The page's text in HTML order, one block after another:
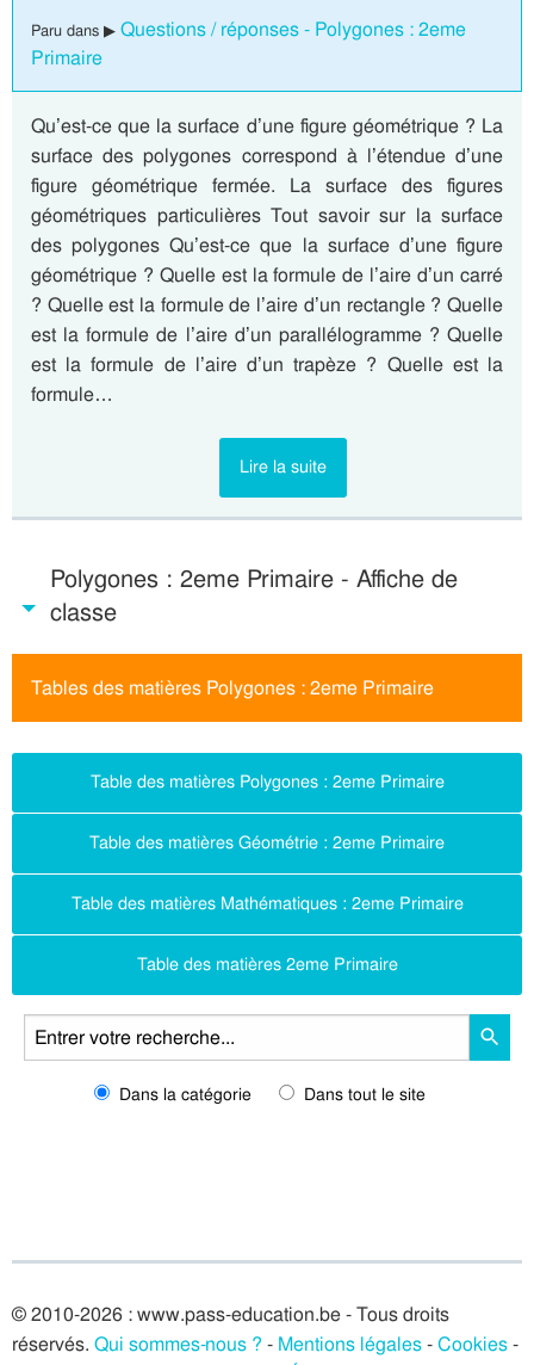
Paru dans ▶ Questions / réponses - Polygones : 2eme
Primaire
Qu’est-ce que la surface d’une figure géométrique ? La
surface des polygones correspond à l’étendue d’une
figure géométrique fermée. La surface des figures
géométriques particulières Tout savoir sur la surface
des polygones Qu’est-ce que la surface d’une figure
géométrique ? Quelle est la formule de l’aire d’un carré
? Quelle est la formule de l’aire d’un rectangle ? Quelle
est la formule de l’aire d’un parallélogramme ? Quelle
est la formule de l’aire d’un trapèze ? Quelle est la
formule…
Lire la suite
Polygones : 2eme Primaire - Affiche de
classe
Tables des matières Polygones : 2eme Primaire
Table des matières Polygones : 2eme Primaire
Table des matières Géométrie : 2eme Primaire
Table des matières Mathématiques : 2eme Primaire
Table des matières 2eme Primaire
Dans la catégorie Dans tout le site
© 2010-2026 : www.pass-education.be - Tous droits
réservés. Qui sommes-nous ? - Mentions légales-Cookies-